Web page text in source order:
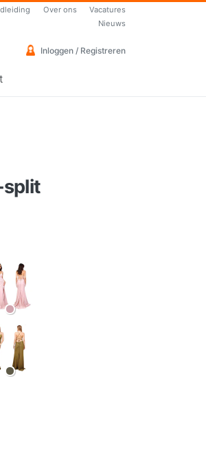
Over ons
Vacatures
Nieuws
Inloggen / Registreren
split